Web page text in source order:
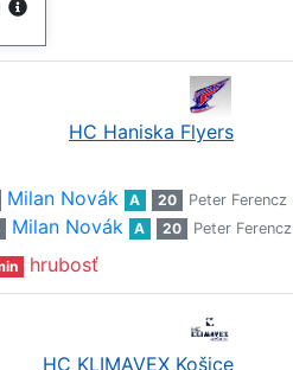
HC Haniska Flyers
Milan Novák A 20
Peter Ferencz
Milan Novák A 20 Peter Ferencz
hrubosť
HC KLIMAVEX Košice